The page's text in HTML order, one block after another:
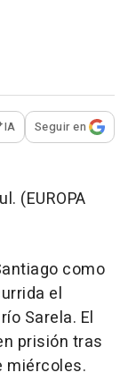
para
IA Seguir en
(EUROPA
como
el
Sarela. El
prisión tras
miércoles.